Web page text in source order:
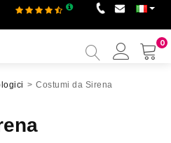
0
mio
> Costumi da Sirena